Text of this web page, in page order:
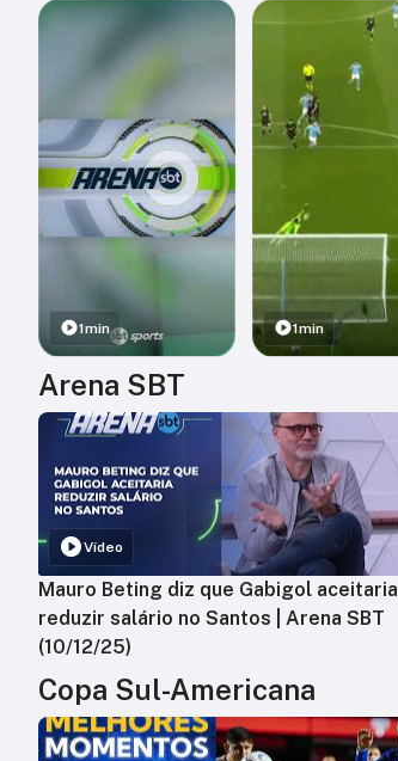
1min 1min
Arena SBT
Vídeo
Mauro Beting diz que Gabigol aceitaria
reduzir salário no Santos | Arena SBT
(10/12/25)
Copa Sul-Americana